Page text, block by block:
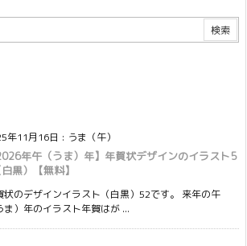
年11月16日 : うま（午）
年午（うま）年】年賀状デザインのイラスト5
黒）【無料】
状のデザインイラスト（白黒）52です。 来年の午
ま）年のイラスト年賀はが ...